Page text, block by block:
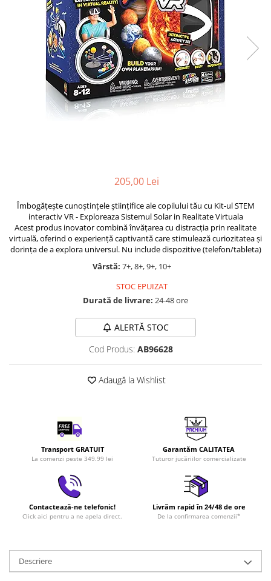
Jocuri cu dinozauri
Jucării de pluș
Jocuri educative pentru
școală/grădiniță
Cărţi de colorat, activități, apa
Accesorii diverse
LEGO Friends
LEGO Ninjago
LEGO Minecraft
LEGO DREAMZzz
LEGO Star Wars
LEGO Gabby s Dollhouse
LEGO Jurassic World
LEGO Sonic the Hedgehog
LEGO Wicked
LEGO Animal Crossing
LEGO Creator Expert
LEGO Architecture
205,00 Lei
Îmbogățește cunoștințele științifice ale copilului tău cu Kit-ul STEM
interactiv VR - Exploreaza Sistemul Solar in Realitate Virtuala
Acest produs inovator combină învățarea cu distracția prin realitate
virtuală, oferind o experiență captivantă care stimulează curiozitatea și
dorința de a explora universul. Nu include dispozitive (telefon/tableta)
Vârstă: 7+, 8+, 9+, 10+
STOC EPUIZAT
Durată de livrare: 24-48 ore
ALERTĂ STOC
Cod Produs: AB96628
Adaugă la Wishlist
Transport GRATUIT
La comenzi peste 349.99 lei
Garantăm CALITATEA
Tuturor jucăriilor comercializate
Contactează-ne telefonic!
Click aici pentru a ne apela direct.
Livrăm rapid în 24/48 de ore
De la confirmarea comenzii*
Descriere